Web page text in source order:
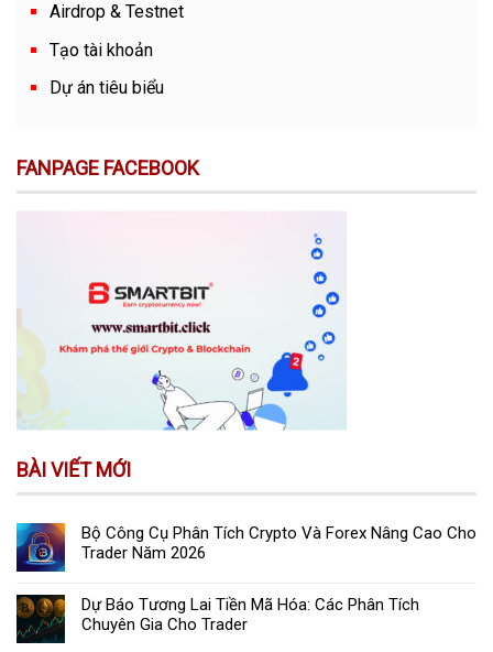
Airdrop & Testnet
Tạo tài khoản
Dự án tiêu biểu
FANPAGE FACEBOOK
BÀI VIẾT MỚI
Bộ Công Cụ Phân Tích Crypto Và Forex Nâng Cao Cho
Trader Năm 2026
Dự Báo Tương Lai Tiền Mã Hóa: Các Phân Tích
Chuyên Gia Cho Trader